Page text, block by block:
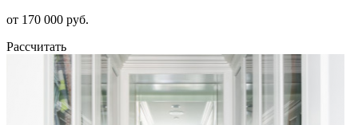
от 170 000 руб.
Рассчитать